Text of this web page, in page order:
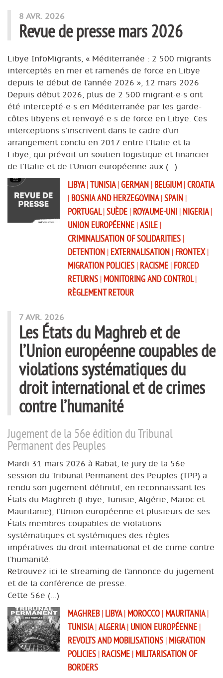
8 AVR. 2026
Revue de presse mars 2026
Libye InfoMigrants, « Méditerranée : 2 500 migrants
interceptés en mer et ramenés de force en Libye
depuis le début de l’année 2026 », 12 mars 2026
Depuis début 2026, plus de 2 500 migrant·e·s ont
été intercepté·e·s en Méditerranée par les garde-
côtes libyens et renvoyé·e·s de force en Libye. Ces
interceptions s’inscrivent dans le cadre d’un
arrangement conclu en 2017 entre l’Italie et la
Libye, qui prévoit un soutien logistique et financier
de l’Italie et de l’Union européenne aux (…)
LIBYA|TUNISIA|GERMAN | BELGIUM |CROATIA
| BOSNIA AND HERZEGOVINA|SPAIN |
PORTUGAL|SUÈDE | ROYAUME-UNI | NIGERIA|
UNION EUROPÉENNE |ASILE |
CRIMINALISATION OF SOLIDARITIES |
DETENTION | EXTERNALISATION | FRONTEX|
MIGRATION POLICIES | RACISME | FORCED
RETURNS | MONITORING AND CONTROL|
RÈGLEMENT RETOUR
7 AVR. 2026
Les États du Maghreb et de
l’Union européenne coupables de
violations systématiques du
droit international et de crimes
contre l’humanité
Jugement de la 56e édition du Tribunal
Permanent des Peuples
Mardi 31 mars 2026 à Rabat, le jury de la 56e
session du Tribunal Permanent des Peuples (TPP) a
rendu son jugement définitif, en reconnaissant les
États du Maghreb (Libye, Tunisie, Algérie, Maroc et
Mauritanie), l’Union européenne et plusieurs de ses
États membres coupables de violations
systématiques et systémiques des règles
impératives du droit international et de crime contre
l’humanité.
Retrouvez ici le streaming de l’annonce du jugement
et de la conférence de presse.
Cette 56e (…)
MAGHREB| LIBYA| MOROCCO | MAURITANIA|
TUNISIA|ALGERIA| UNION EUROPÉENNE |
REVOLTS AND MOBILISATIONS | MIGRATION
POLICIES | RACISME | MILITARISATION OF
BORDERS